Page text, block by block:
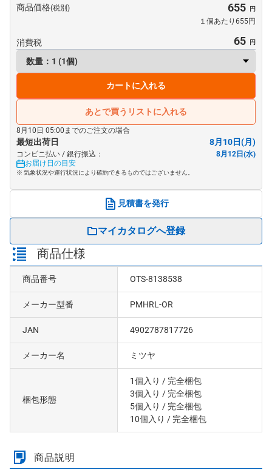
商品価格(税別) 655
１個あたり655円
消費税 65
カートに入れる
あとで買うリストに入れる
8月10日 05:00までのご注文の場合
最短出荷日 8月10日(月)
コンビニ払い / 銀行振込：
8月12日(水)
お届け日の目安
※ 気象状況や運行状況により確約できるものではございません。
見積書を発行
マイカタログへ登録
商品仕様
商品番号 OTS-8138538
メーカー型番 PMHRL-OR
JAN 4902787817726
メーカー名 ミツヤ
梱包形態
1個入り / 完全梱包
3個入り / 完全梱包
5個入り / 完全梱包
10個入り / 完全梱包
商品説明